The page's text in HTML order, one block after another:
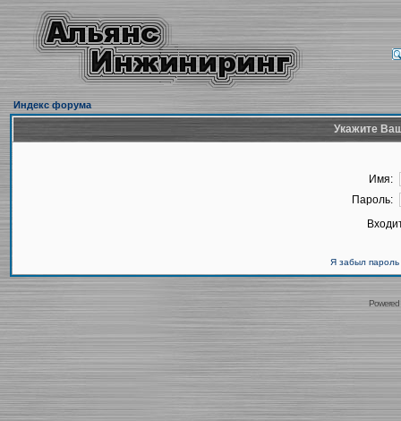
Индекс форума
Укажите
Имя:
Пароль:
Я забыл пароль